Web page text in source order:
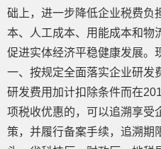
础上，进一步降低企业税费负
本、人工成本、用能成本和物
促进实体经济平稳健康发展。
一、按规定全面落实企业研发
研发费用加计扣除条件而在
项税收优惠的，可以追溯享受
策，并履行备案手续，追溯期